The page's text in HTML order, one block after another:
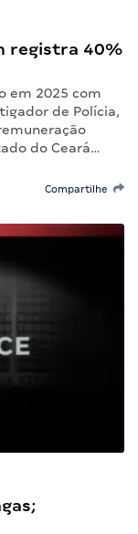
registra 40%
em 2025 com
de Polícia,
do Ceará…
Compartilhe